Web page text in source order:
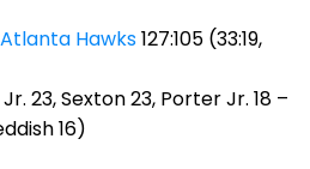
Atlanta Hawks127:105 (33:19,
23, Sexton 23, Porter Jr. 18 –
16)